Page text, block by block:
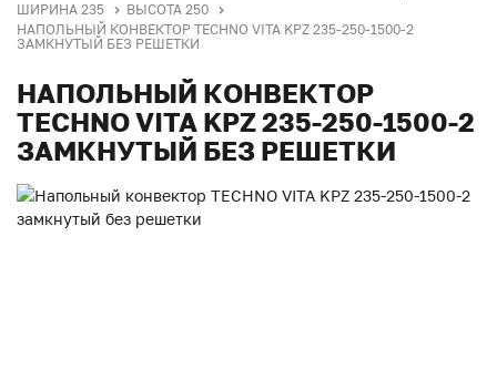
ШИРИНА 235
ВЫСОТА 250
НАПОЛЬНЫЙ КОНВЕКТОР TECHNO VITA KPZ 235-250-1500-2
ЗАМКНУТЫЙ БЕЗ РЕШЕТКИ
НАПОЛЬНЫЙ КОНВЕКТОР
TECHNO VITA KPZ 235-250-1500-2
ЗАМКНУТЫЙ БЕЗ РЕШЕТКИ